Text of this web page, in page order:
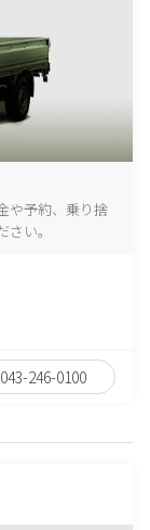
や予約、乗り捨
い。
043-246-0100